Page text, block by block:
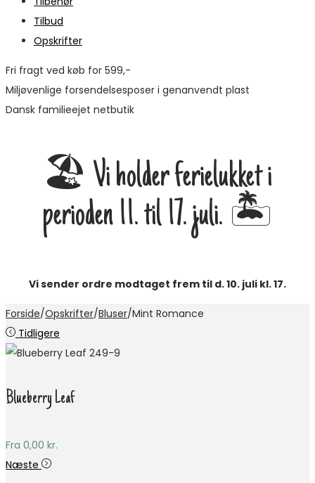
Tilbud
Opskrifter
Fri fragt ved køb for 599,-
Miljøvenlige forsendelsesposer i genanvendt plast
Dansk familieejet netbutik
🏖️ Vi holder ferielukket i
perioden 11. til 17. juli. 🏝️
Vi sender ordre modtaget frem til d. 10. juli kl. 17.
Forside/Opskrifter/Bluser/Mint Romance
Tidligere
Blueberry Leaf
Fra 0,00 kr.
Næste